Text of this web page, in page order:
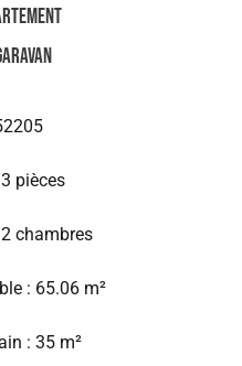
pièces
chambres
: 65.06 m²
: 35 m²